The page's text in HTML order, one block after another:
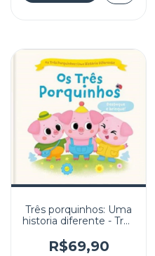
Três porquinhos: Uma
historia diferente - Três
R$69,90